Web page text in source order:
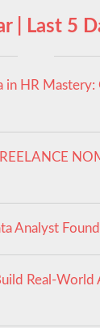
| Last 5
in HR Mastery:
Analyst
Real-World